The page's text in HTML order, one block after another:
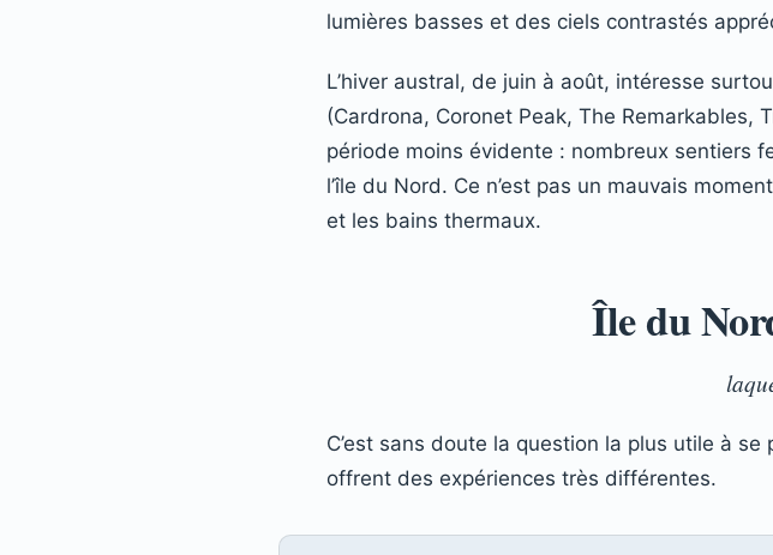
lumières basses et des ciels contrastés
L’hiver austral, de juin à août, intéresse
(Cardrona, Coronet Peak, The Remarkables,
période moins évidente : nombreux sentiers
l’île du Nord. Ce n’est pas un mauvais
et les bains thermaux.
Île du
C’est sans doute la question la plus utile à
offrent des expériences très différentes.